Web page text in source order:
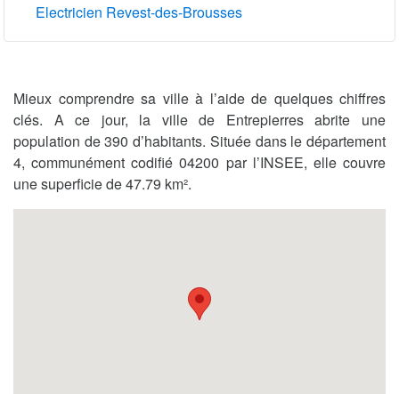
Electricien Revest-des-Brousses
Mieux comprendre sa ville à l’aide de quelques chiffres
clés. A ce jour, la ville de Entrepierres abrite une
population de 390 d’habitants. Située dans le département
4, communément codifié 04200 par l’INSEE, elle couvre
une superficie de 47.79 km².